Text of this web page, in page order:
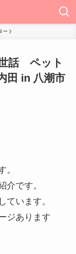
ー
話 ペット
田 in 八潮市
。
介です。
ています。
ジあります